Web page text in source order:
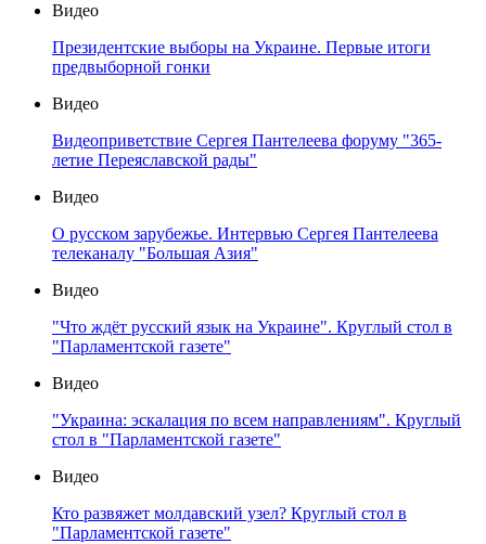
Видео
Президентские выборы на Украине. Первые итоги
предвыборной гонки
Видео
Видеоприветствие Сергея Пантелеева форуму "365-
летие Переяславской рады"
Видео
О русском зарубежье. Интервью Сергея Пантелеева
телеканалу "Большая Азия"
Видео
"Что ждёт русский язык на Украине". Круглый стол в
"Парламентской газете"
Видео
"Украина: эскалация по всем направлениям". Круглый
стол в "Парламентской газете"
Видео
Кто развяжет молдавский узел? Круглый стол в
"Парламентской газете"